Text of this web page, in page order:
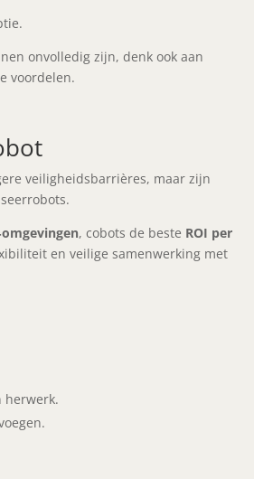
onvolledig zijn, denk ook aan
voordelen.
veiligheidsbarrières, maar zijn
, cobots de beste ROI per
en veilige samenwerking met
herwerk.